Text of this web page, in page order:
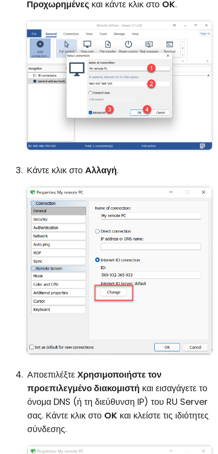
Προχωρημένες και κάντε κλικ στο OK.
Κάντε κλικ στο Αλλαγή.
Αποεπιλέξτε Χρησιμοποιήστε τον
προεπιλεγμένο διακομιστή και εισαγάγετε το
όνομα DNS (ή τη διεύθυνση IP) του RU Server
σας. Κάντε κλικ στο OK και κλείστε τις ιδιότητες
σύνδεσης.